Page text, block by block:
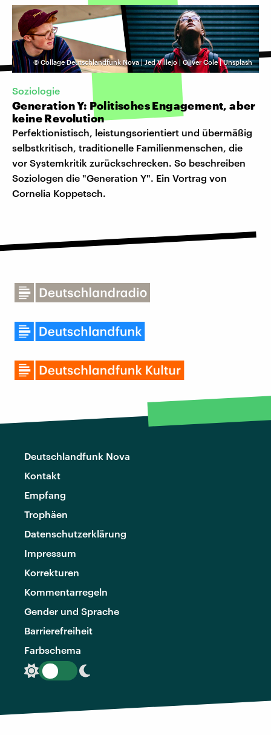
©Collage Deutschlandfunk Nova | Jed Villejo | Oliver Cole | Unsplash
Soziologie
Generation Y: Politisches Engagement, aber
keine Revolution
Perfektionistisch, leistungsorientiert und übermäßig
selbstkritisch, traditionelle Familienmenschen, die
vor Systemkritik zurückschrecken. So beschreiben
Soziologen die "Generation Y". Ein Vortrag von
Cornelia Koppetsch.
Deutschlandfunk Nova
Kontakt
Empfang
Trophäen
Datenschutzerklärung
Impressum
Korrekturen
Kommentarregeln
Gender und Sprache
Barrierefreiheit
Farbschema